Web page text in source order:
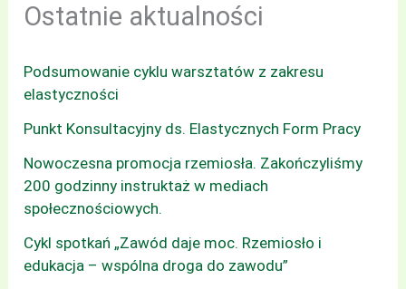
Ostatnie aktualności
Podsumowanie cyklu warsztatów z zakresu
elastyczności
Punkt Konsultacyjny ds. Elastycznych Form Pracy
Nowoczesna promocja rzemiosła. Zakończyliśmy
200 godzinny instruktaż w mediach
społecznościowych.
Cykl spotkań „Zawód daje moc. Rzemiosło i
edukacja – wspólna droga do zawodu”